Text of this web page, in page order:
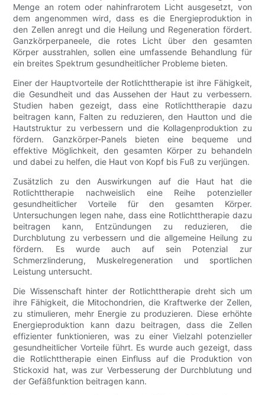
Menge an rotem oder nahinfrarotem Licht ausgesetzt, von
dem angenommen wird, dass es die Energieproduktion in
den Zellen anregt und die Heilung und Regeneration fördert.
Ganzkörperpaneele, die rotes Licht über den gesamten
Körper ausstrahlen, sollen eine umfassende Behandlung für
ein breites Spektrum gesundheitlicher Probleme bieten.
Einer der Hauptvorteile der Rotlichttherapie ist ihre Fähigkeit,
die Gesundheit und das Aussehen der Haut zu verbessern.
Studien haben gezeigt, dass eine Rotlichttherapie dazu
beitragen kann, Falten zu reduzieren, den Hautton und die
Hautstruktur zu verbessern und die Kollagenproduktion zu
fördern. Ganzkörper-Panels bieten eine bequeme und
effektive Möglichkeit, den gesamten Körper zu behandeln
und dabei zu helfen, die Haut von Kopf bis Fuß zu verjüngen.
Zusätzlich zu den Auswirkungen auf die Haut hat die
Rotlichttherapie nachweislich eine Reihe potenzieller
gesundheitlicher Vorteile für den gesamten Körper.
Untersuchungen legen nahe, dass eine Rotlichttherapie dazu
beitragen kann, Entzündungen zu reduzieren, die
Durchblutung zu verbessern und die allgemeine Heilung zu
fördern. Es wurde auch auf sein Potenzial zur
Schmerzlinderung, Muskelregeneration und sportlichen
Leistung untersucht.
Die Wissenschaft hinter der Rotlichttherapie dreht sich um
ihre Fähigkeit, die Mitochondrien, die Kraftwerke der Zellen,
zu stimulieren, mehr Energie zu produzieren. Diese erhöhte
Energieproduktion kann dazu beitragen, dass die Zellen
effizienter funktionieren, was zu einer Vielzahl potenzieller
gesundheitlicher Vorteile führt. Es wurde auch gezeigt, dass
die Rotlichttherapie einen Einfluss auf die Produktion von
Stickoxid hat, was zur Verbesserung der Durchblutung und
der Gefäßfunktion beitragen kann.